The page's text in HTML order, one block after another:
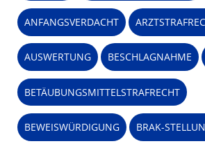
ANFANGSVERDACHT
AUSWERTUNG BESCHLAGNAHME
BETÄUBUNGSMITTELSTRAFRECHT
BEWEISWÜRDIGUNG BRAK-